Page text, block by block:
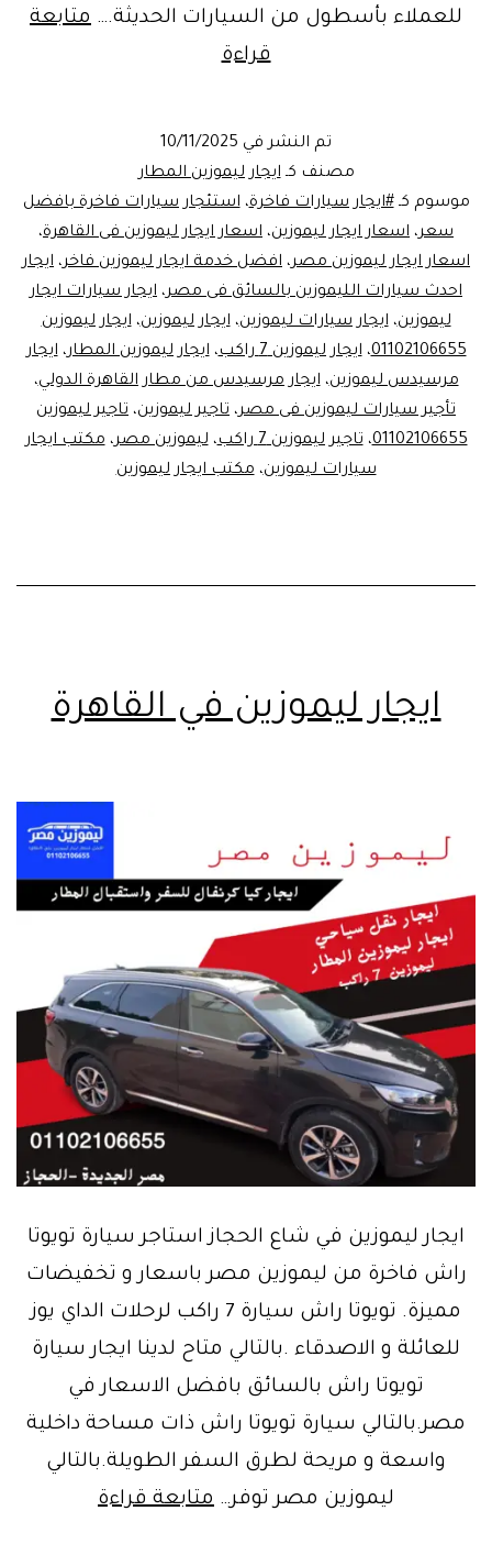
للعملاء بأسطول من السيارات الحديثة.… متابعة
قراءة
ايجار
ليموزين
…
خصم
خدمات
تاجير
ليموزين
في
مصر
تم النشر في 10/11/2025
مصنف كـايجار ليموزين المطار
موسوم كـ#ايجار سيارات فاخرة،استئجار سيارات فاخرة بافضل
سعر، اسعار ايجار ليموزين، اسعار ايجار ليموزين فى القاهرة،
اسعار ايجار ليموزين مصر، افضل خدمة ايجار ليموزين فاخر، ايجار
احدث سيارات الليموزين بالسائق فى مصر، ايجار سيارات ايجار
ليموزين،ايجار سيارات ليموزين،ايجار ليموزين،ايجار ليموزين
01102106655،ايجار ليموزين 7 راكب ،ايجار ليموزين المطار،ايجار
مرسيدس ليموزين،ايجار مرسيدس من مطار القاهرة الدولي،
تأجير سيارات ليموزين فى مصر، تاجير ليموزين، تاجير ليموزين
01102106655،تاجير ليموزين 7 راكب ،ليموزين مصر،مكتب ايجار
سيارات ليموزين،مكتب ايجار ليموزين
ايجار ليموزين في القاهرة
ايجار ليموزين في شاع الحجاز استاجر سيارة تويوتا
راش فاخرة من ليموزين مصر باسعار و تخفيضات
مميزة. تويوتا راش سيارة 7 راكب لرحلات الداي يوز
للعائلة و الاصدقاء .بالتالي متاح لدينا ايجار سيارة
تويوتا راش بالسائق بافضل الاسعار في
مصر.بالتالي سيارة تويوتا راش ذات مساحة داخلية
واسعة و مريحة لطرق السفر الطويلة.بالتالي
ليموزين مصر توفر… متابعة قراءة